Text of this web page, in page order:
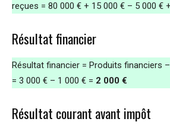
reçues = 80 000 € + 15 000 € – 5 000 €
Résultat financier
Résultat financier = Produits financiers
= 3 000 € – 1 000 € = 2 000 €
Résultat courant avant impôt